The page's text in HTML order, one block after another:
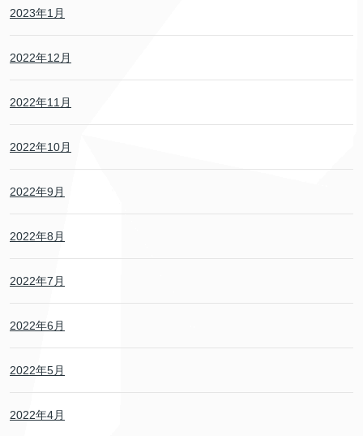
2023年1月
2022年12月
2022年11月
2022年10月
2022年9月
2022年8月
2022年7月
2022年6月
2022年5月
2022年4月